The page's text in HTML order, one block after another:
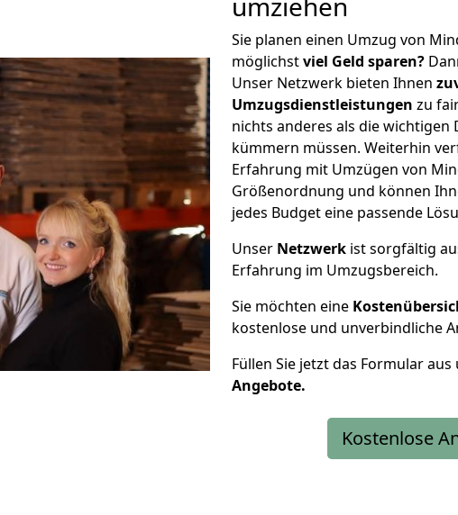
Sie planen einen Umzug von
möglichstviel Geld sparen?
Unser Netzwerk bieten Ihnen
Umzugsdienstleistungen zu
nichts anderes als die wichtigen
kümmern müssen. Weiterhin
Erfahrung mit Umzügen von
Größenordnung und können
jedes Budget eine passende
Unser Netzwerk ist sorgfältig
Erfahrung im Umzugsbereich.
Sie möchten eine
kostenlose und unverbindliche
Füllen Sie jetzt das Formular
Angebote.
Kostenlose